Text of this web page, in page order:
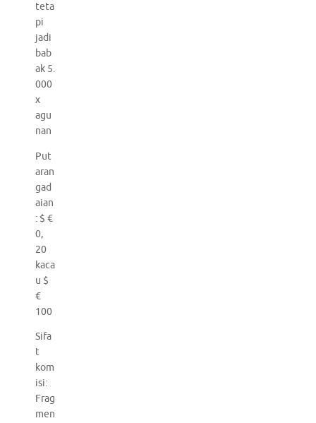
teta
pi
jadi
bab
ak 5.
000
x
agu
nan
Put
aran
gad
aian
: $ €
0,
20
kaca
u $
€
100
Sifa
t
kom
isi:
Frag
men